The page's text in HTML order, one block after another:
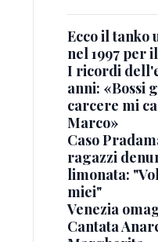
Ecco il tanko
nel 1997 per
I ricordi
anni: «Bossi
carcere mi
Marco»
Caso
ragazzi
limonata:
miei"
Venezia
Cantata